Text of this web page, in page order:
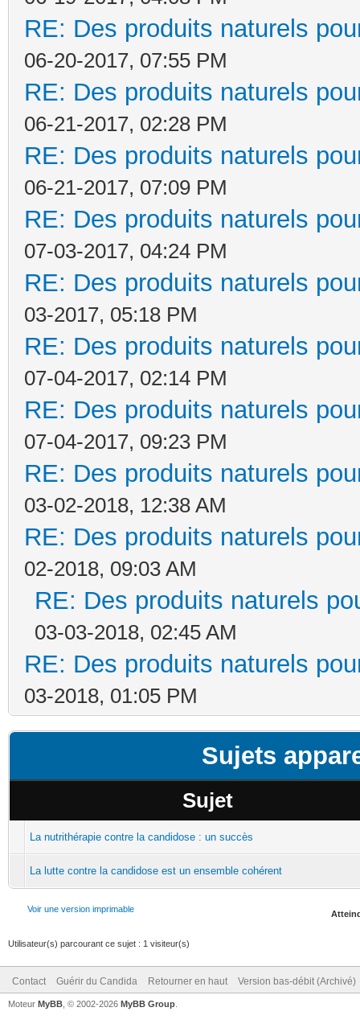
RE: Des produits naturels
06-20-2017, 07:55 PM
RE: Des produits naturels
06-21-2017, 02:28 PM
RE: Des produits naturels
06-21-2017, 07:09 PM
RE: Des produits naturels
07-03-2017, 04:24 PM
RE: Des produits naturels
03-2017, 05:18 PM
RE: Des produits naturels
07-04-2017, 02:14 PM
RE: Des produits naturels
07-04-2017, 09:23 PM
RE: Des produits naturels
03-02-2018, 12:38 AM
RE: Des produits naturels
02-2018, 09:03 AM
RE: Des produits naturels
03-03-2018, 02:45 AM
RE: Des produits naturels
03-2018, 01:05 PM
Sujets
Sujet
La nutrithérapie contre la candidose : un succès
La lutte contre la candidose est un ensemble cohérent
Voir une version imprimable
Utilisateur(s) parcourant ce sujet : 1 visiteur(s)
Contact Guérir du Candida Retourner en haut Version bas-débit (Archivé)
Moteur MyBB , © 2002-2026 MyBB Group